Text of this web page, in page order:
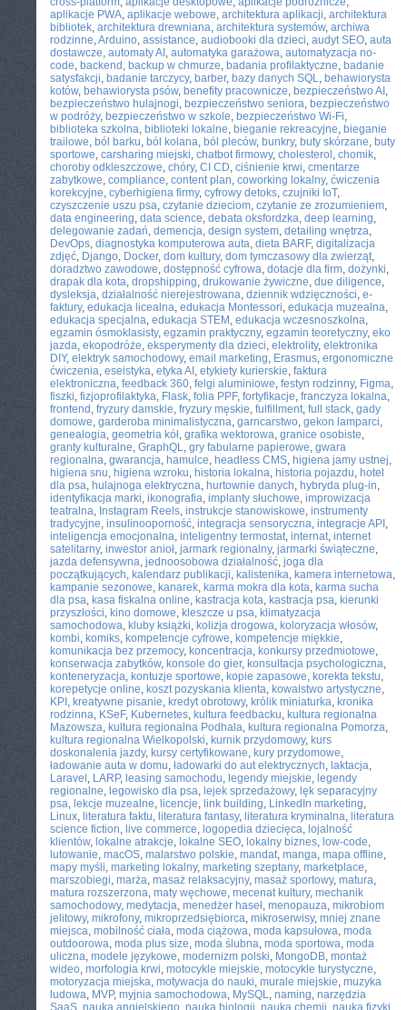
aplikacje PWA, aplikacje webowe, architektura aplikacji, architektura
bibliotek, architektura drewniana, architektura systemów, archiwa
rodzinne,Arduino, assistance, audiobooki dla dzieci, audyt SEO, auta
dostawcze, automaty AI , automatyka garażowa, automatyzacja no-
code, backend , backup w chmurze, badania profilaktyczne, badanie
satysfakcji, badanie tarczycy, barber, bazy danych SQL, behawiorysta
kotów, behawiorysta psów, benefity pracownicze, bezpieczeństwo AI ,
bezpieczeństwo hulajnogi, bezpieczeństwo seniora, bezpieczeństwo
w podróży, bezpieczeństwo w szkole, bezpieczeństwo Wi-Fi,
biblioteka szkolna, biblioteki lokalne, bieganie rekreacyjne, bieganie
trailowe, ból barku, ból kolana, ból pleców, bunkry, buty skórzane, buty
sportowe, carsharing miejski, chatbot firmowy, cholesterol , chomik,
choroby odkleszczowe, chóry, CI CD, ciśnienie krwi, cmentarze
zabytkowe, compliance, content plan, coworking lokalny, ćwiczenia
korekcyjne, cyberhigiena firmy, cyfrowy detoks, czujniki IoT,
czyszczenie uszu psa, czytanie dzieciom, czytanie ze zrozumieniem,
data engineering, data science, debata oksfordzka, deep learning,
delegowanie zadań, demencja, design system, detailing wnętrza,
DevOps, diagnostyka komputerowa auta, dieta BARF, digitalizacja
zdjęć, Django, Docker, dom kultury, dom tymczasowy dla zwierząt,
doradztwo zawodowe, dostępność cyfrowa, dotacje dla firm, dożynki,
drapak dla kota, dropshipping, drukowanie żywiczne, due diligence,
dysleksja, działalność nierejestrowana, dziennik wdzięczności, e-
faktury, edukacja licealna, edukacja Montessori, edukacja muzealna,
edukacja specjalna, edukacja STEM , edukacja wczesnoszkolna,
egzamin ósmoklasisty, egzamin praktyczny, egzamin teoretyczny, eko
jazda, ekopodróże, eksperymenty dla dzieci, elektrolity, elektronika
DIY, elektryk samochodowy, email marketing, Erasmus, ergonomiczne
ćwiczenia, eseistyka, etyka AI , etykiety kurierskie, faktura
elektroniczna, feedback 360, felgi aluminiowe, festyn rodzinny, Figma,
fiszki, fizjoprofilaktyka, Flask, folia PPF, fortyfikacje, franczyza lokalna,
frontend , fryzury damskie, fryzury męskie, fulfillment, full stack, gady
domowe, garderoba minimalistyczna, garncarstwo, gekon lamparci,
genealogia, geometria kół, grafika wektorowa, granice osobiste,
granty kulturalne, GraphQL, gry fabularne papierowe, gwara
regionalna, gwarancja, hamulce, headless CMS, higiena jamy ustnej,
higiena snu, higiena wzroku, historia lokalna, historia pojazdu, hotel
dla psa, hulajnoga elektryczna, hurtownie danych, hybryda plug-in,
identyfikacja marki, ikonografia, implanty słuchowe, improwizacja
teatralna, Instagram Reels, instrukcje stanowiskowe, instrumenty
tradycyjne, insulinooporność, integracja sensoryczna, integracje API ,
inteligencja emocjonalna, inteligentny termostat, internat, internet
satelitarny, inwestor anioł, jarmark regionalny, jarmarki świąteczne,
jazda defensywna, jednoosobowa działalność, joga dla
początkujących, kalendarz publikacji, kalistenika, kamera internetowa,
kampanie sezonowe, kanarek, karma mokra dla kota, karma sucha
dla psa, kasa fiskalna online, kastracja kota, kastracja psa, kierunki
przyszłości, kino domowe, kleszcze u psa, klimatyzacja
samochodowa, kluby książki, kolizja drogowa, koloryzacja włosów,
kombi, komiks, kompetencje cyfrowe, kompetencje miękkie,
komunikacja bez przemocy, koncentracja, konkursy przedmiotowe,
konserwacja zabytków, konsole do gier, konsultacja psychologiczna,
konteneryzacja, kontuzje sportowe, kopie zapasowe, korekta tekstu,
korepetycje online, koszt pozyskania klienta, kowalstwo artystyczne,
KPI , kreatywne pisanie, kredyt obrotowy, królik miniaturka, kronika
rodzinna, KSeF, Kubernetes, kultura feedbacku, kultura regionalna
Mazowsza, kultura regionalna Podhala, kultura regionalna Pomorza,
kultura regionalna Wielkopolski, kurnik przydomowy, kurs
doskonalenia jazdy, kursy certyfikowane, kury przydomowe,
ładowanie auta w domu, ładowarki do aut elektrycznych, laktacja,
Laravel , LARP, leasing samochodu, legendy miejskie, legendy
regionalne, legowisko dla psa, lejek sprzedażowy, lęk separacyjny
psa, lekcje muzealne, licencje, link building, LinkedIn marketing,
Linux, literatura faktu, literatura fantasy, literatura kryminalna, literatura
science fiction, live commerce, logopedia dziecięca, lojalność
klientów, lokalne atrakcje, lokalne SEO, lokalny biznes, low-code,
lutowanie, macOS, malarstwo polskie, mandat, manga, mapa offline,
mapy myśli, marketing lokalny, marketing szeptany, marketplace,
marszobiegi, marża, masaż relaksacyjny, masaż sportowy, matura,
matura rozszerzona, maty węchowe, mecenat kultury, mechanik
samochodowy, medytacja, menedżer haseł, menopauza, mikrobiom
jelitowy, mikrofony, mikroprzedsiębiorca, mikroserwisy, mniej znane
miejsca, mobilność ciała, moda ciążowa, moda kapsułowa, moda
outdoorowa, moda plus size, moda ślubna, moda sportowa, moda
uliczna, modele językowe, modernizm polski, MongoDB, montaż
wideo, morfologia krwi, motocykle miejskie, motocykle turystyczne,
motoryzacja miejska, motywacja do nauki, murale miejskie, muzyka
ludowa, MVP, myjnia samochodowa, MySQL, naming, narzędzia
SaaS, nauka angielskiego, nauka biologii, nauka chemii, nauka fizyki,